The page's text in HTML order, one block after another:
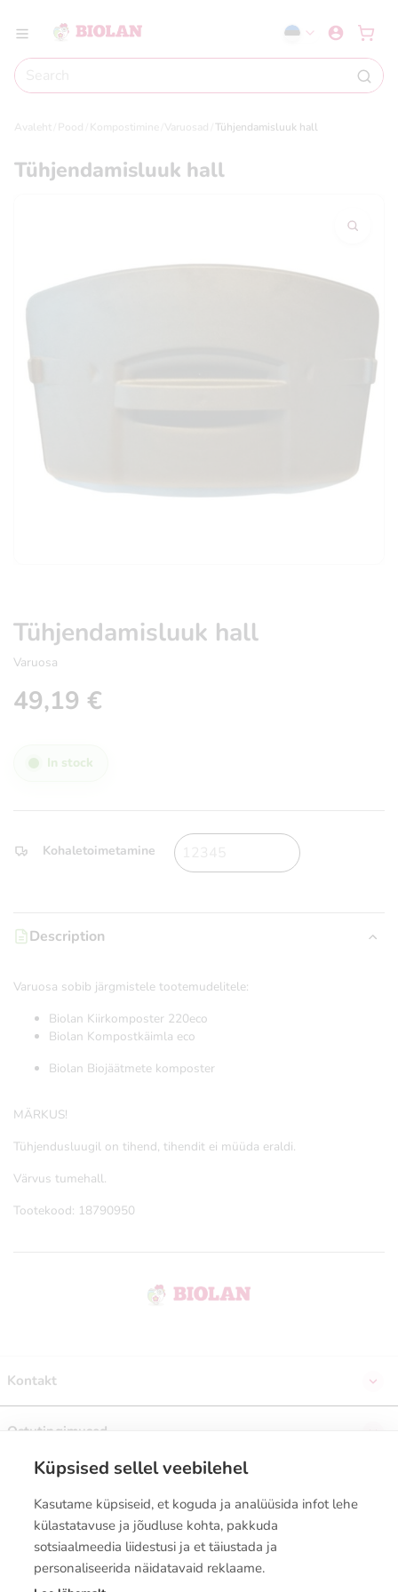
Avaleht Pood Kompostimine Varuosad Tühjendamisluuk hall
Tühjendamisluuk hall
Tühjendamisluuk hall
Varuosa
49,19 €
In stock
Kohaletoimetamine
Description
Varuosa sobib järgmistele tootemudelitele:
Biolan Kiirkomposter 220eco
Biolan Kompostkäimla eco
Biolan Biojäätmete komposter
MÄRKUS!
Tühjendusluugil on tihend, tihendit ei müüda eraldi.
Värvus tumehall.
Tootekood: 18790950
Kontakt
Ostutingimused
Telli uudiskiri
Küpsised sellel veebilehel
Kasutame küpsiseid, et koguda ja analüüsida infot lehe
külastatavuse ja jõudluse kohta, pakkuda
sotsiaalmeedia liidestusi ja et täiustada ja
personaliseerida näidatavaid reklaame.